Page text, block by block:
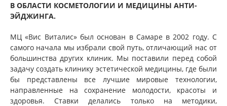
В ОБЛАСТИ КОСМЕТОЛОГИИ И МЕДИЦИНЫ АНТИ-
ЭЙДЖИНГА.
МЦ «Вис Виталис» был основан в Самаре в 2002 году. С
самого начала мы избрали свой путь, отличающий нас от
большинства других клиник. Мы поставили перед собой
задачу создать клинику эстетической медицины, где были
бы представлены все лучшие мировые технологии,
направленные на сохранение молодости, красоты и
здоровья. Ставки делались только на методики,